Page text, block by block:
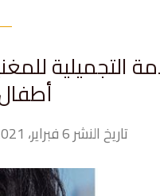
التجميلية
تاريخ النشر 6 فبراير، 2021